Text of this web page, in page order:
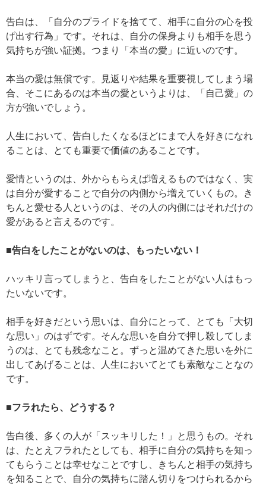
告白は、「自分のプライドを捨てて、相手に自分の心を投
げ出す行為」です。それは、自分の保身よりも相手を思う
気持ちが強い証拠。つまり「本当の愛」に近いのです。
本当の愛は無償です。見返りや結果を重要視してしまう場
合、そこにあるのは本当の愛というよりは、「自己愛」の
方が強いでしょう。
人生において、告白したくなるほどにまで人を好きになれ
ることは、とても重要で価値のあることです。
愛情というのは、外からもらえば増えるものではなく、実
は自分が愛することで自分の内側から増えていくもの。き
ちんと愛せる人というのは、その人の内側にはそれだけの
愛があると言えるのです。
■告白をしたことがないのは、もったいない！
ハッキリ言ってしまうと、告白をしたことがない人はもっ
たいないです。
相手を好きだという思いは、自分にとって、とても「大切
な思い」のはずです。そんな思いを自分で押し殺してしま
うのは、とても残念なこと。ずっと温めてきた思いを外に
出してあげることは、人生においてとても素敵なことなの
です。
■フラれたら、どうする？
告白後、多くの人が「スッキリした！」と思うもの。それ
は、たとえフラれたとしても、相手に自分の気持ちを知っ
てもらうことは幸せなことですし、きちんと相手の気持ち
を知ることで、自分の気持ちに踏ん切りをつけられるから